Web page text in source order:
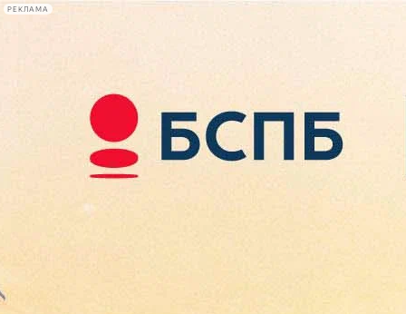
РЕКЛАМА
Сегодня:
2026.08.09
14:16
Афиша Plus